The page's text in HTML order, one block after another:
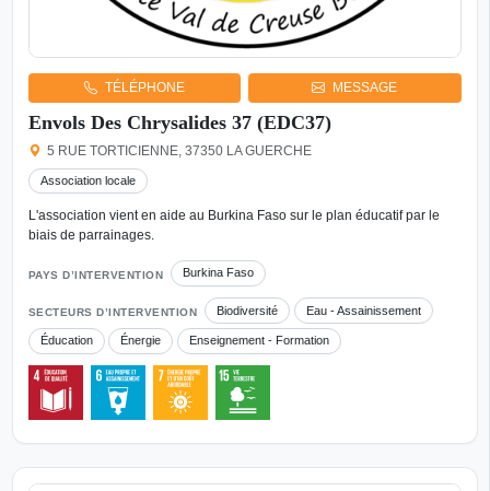
TÉLÉPHONE MESSAGE
Envols Des Chrysalides 37 (EDC37)
5 RUE TORTICIENNE, 37350 LA GUERCHE
Association locale
L'association vient en aide au Burkina Faso sur le plan éducatif par le
biais de parrainages.
PAYS D’INTERVENTION Burkina Faso
SECTEURS D’INTERVENTION Biodiversité Eau - Assainissement
Éducation Énergie Enseignement - Formation